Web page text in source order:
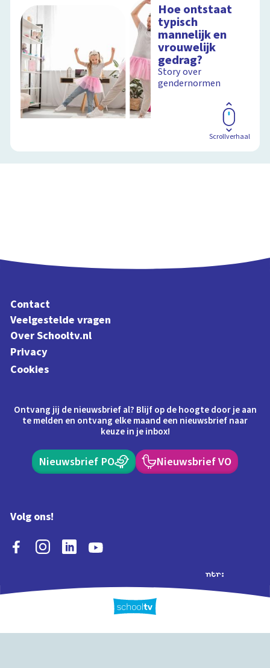
Hoe ontstaat
typisch
mannelijk en
vrouwelijk
gedrag?
Story over
gendernormen
Scrollverhaal
Contact
Veelgestelde vragen
Over Schooltv.nl
Privacy
Cookies
Ontvang jij de nieuwsbrief al? Blijf op de hoogte door je aan
te melden en ontvang elke maand een nieuwsbrief naar
keuze in je inbox!
Nieuwsbrief PO Nieuwsbrief VO
Volg ons!